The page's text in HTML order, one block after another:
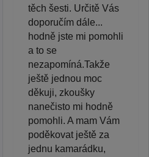
těch šesti. Určitě Vás
doporučím dále...
hodně jste mi pomohli
a to se
nezapomíná.Takže
ještě jednou moc
děkuji, zkoušky
nanečisto mi hodně
pomohli. A mam Vám
poděkovat ještě za
jednu kamarádku,